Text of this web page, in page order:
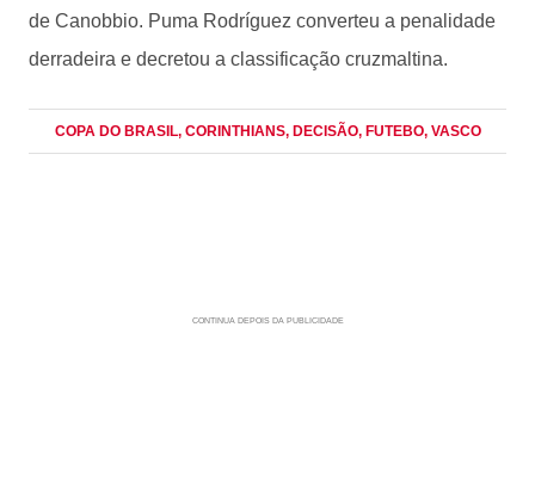
de Canobbio. Puma Rodríguez converteu a penalidade
derradeira e decretou a classificação cruzmaltina.
COPA DO BRASIL, CORINTHIANS, DECISÃO, FUTEBO, VASCO